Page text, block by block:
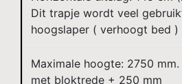
Dit trapje wordt veel
hoogslaper ( verhoogt bed )
Maximale hoogte: 2750
met bloktrede + 250 mm